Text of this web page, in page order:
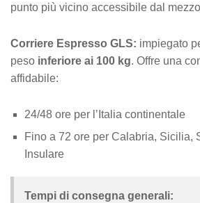
punto più vicino accessibile dal
Corriere Espresso GLS: impiegato
peso inferiore ai 100 kg. Offre una
affidabile:
24/48 ore per l’Italia continentale
Fino a 72 ore per Calabria, Sicilia,
Insulare
Tempi di consegna generali: